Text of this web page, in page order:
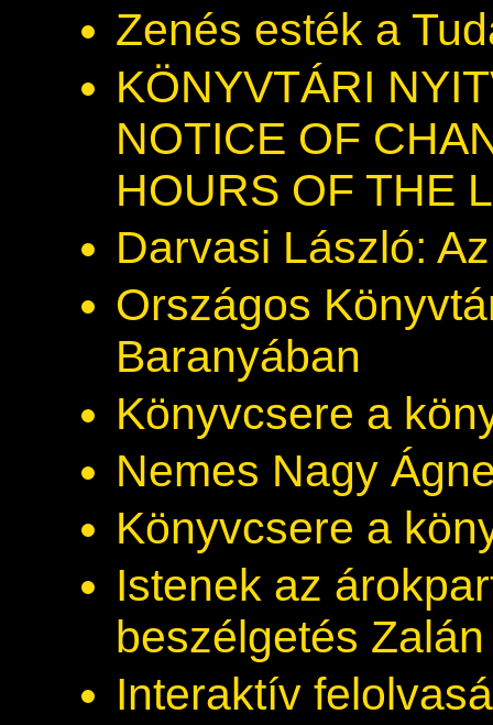
Zenés esték a
KÖNYVTÁRI
NOTICE OF
HOURS OF THE
Darvasi László:
Országos
Baranyában
Könyvcsere a
Nemes Nagy
Könyvcsere a
Istenek az
beszélgetés
Interaktív